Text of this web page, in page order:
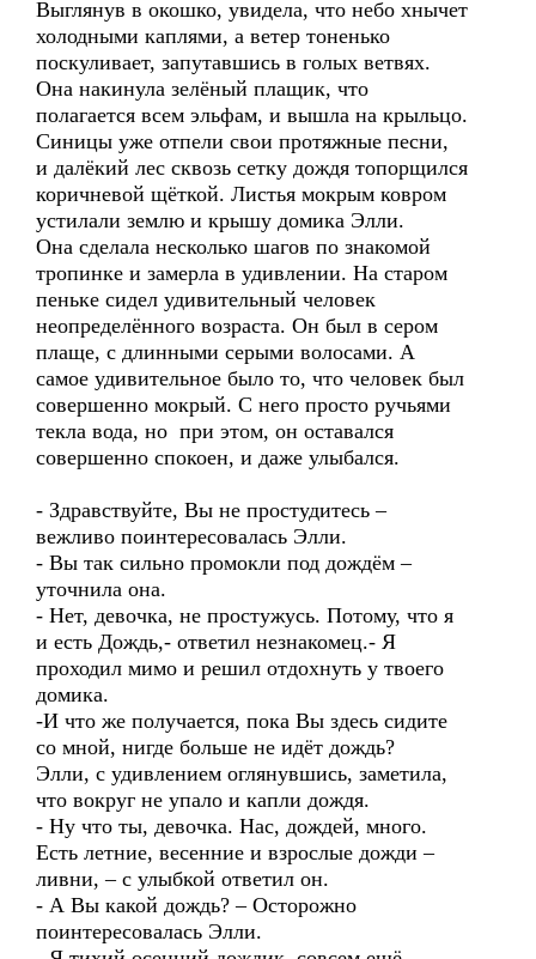
Выглянув в окошко, увидела, что небо хнычет
холодными каплями, а ветер тоненько
поскуливает, запутавшись в голых ветвях.
Она накинула зелёный плащик, что
полагается всем эльфам, и вышла на крыльцо.
Синицы уже отпели свои протяжные песни,
и далёкий лес сквозь сетку дождя топорщился
коричневой щёткой. Листья мокрым ковром
устилали землю и крышу домика Элли.
Она сделала несколько шагов по знакомой
тропинке и замерла в удивлении. На старом
пеньке сидел удивительный человек
неопределённого возраста. Он был в сером
плаще, с длинными серыми волосами. А
самое удивительное было то, что человек был
совершенно мокрый. С него просто ручьями
текла вода, но при этом, он оставался
совершенно спокоен, и даже улыбался.
- Здравствуйте, Вы не простудитесь –
вежливо поинтересовалась Элли.
- Вы так сильно промокли под дождём –
уточнила она.
- Нет, девочка, не простужусь. Потому, что я
и есть Дождь,- ответил незнакомец.- Я
проходил мимо и решил отдохнуть у твоего
домика.
-И что же получается, пока Вы здесь сидите
со мной, нигде больше не идёт дождь?
Элли, с удивлением оглянувшись, заметила,
что вокруг не упало и капли дождя.
- Ну что ты, девочка. Нас, дождей, много.
Есть летние, весенние и взрослые дожди –
ливни, – с улыбкой ответил он.
- А Вы какой дождь? – Осторожно
поинтересовалась Элли.